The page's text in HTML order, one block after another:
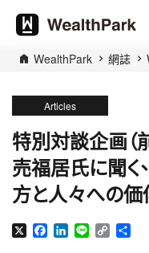
WealthPark 網誌
Articles
特別対談企画（
売福居氏に聞く
方と人々への
X Facebook
LinkedIn
Line Copy